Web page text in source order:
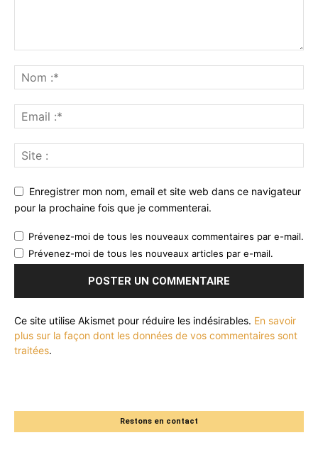
Enregistrer mon nom, email et site web dans ce navigateur
pour la prochaine fois que je commenterai.
Prévenez-moi de tous les nouveaux commentaires par e-mail.
Prévenez-moi de tous les nouveaux articles par e-mail.
Ce site utilise Akismet pour réduire les indésirables. En savoir
plus sur la façon dont les données de vos commentaires sont
traitées.
Restons en contact